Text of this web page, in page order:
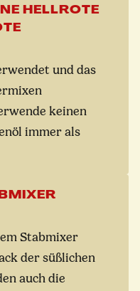
HELLROTE
und das
keinen
immer als
Stabmixer
der süßlichen
auch die